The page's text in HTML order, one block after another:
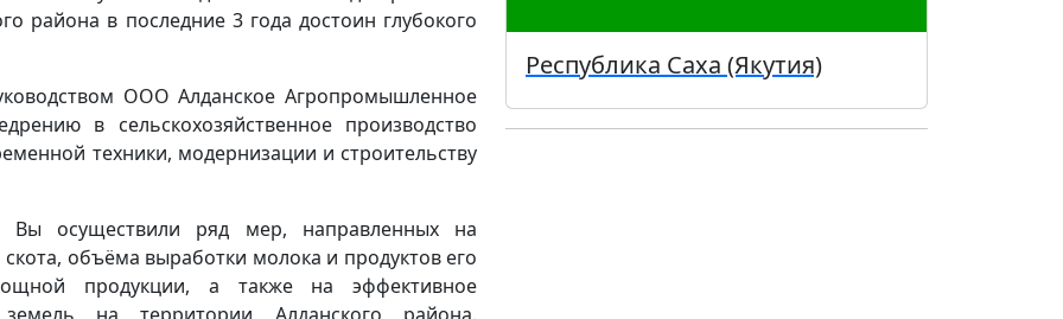
района в последние 3 года достоин глубокого
ООО Алданское Агропромышленное
в сельскохозяйственное производство
техники, модернизации и строительству
Вы осуществили ряд мер, направленных на
объёма выработки молока и продуктов его
продукции, а также на эффективное
Республика Саха (Якутия)